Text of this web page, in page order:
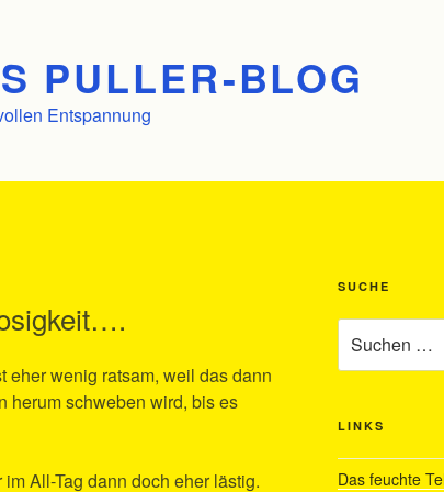
PULLER-BLOG
Entspannung
eher wenig ratsam, weil das dann
herum schweben wird, bis es
All-Tag dann doch eher lästig.
SUCHE
nach:
LINKS
Das feuchte